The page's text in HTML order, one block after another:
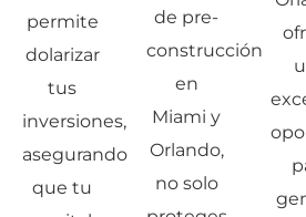
permite
dolarizar
tus
inversiones,
asegurando
que tu
de pre-
construcción
en
Miami y
Orlando,
no solo